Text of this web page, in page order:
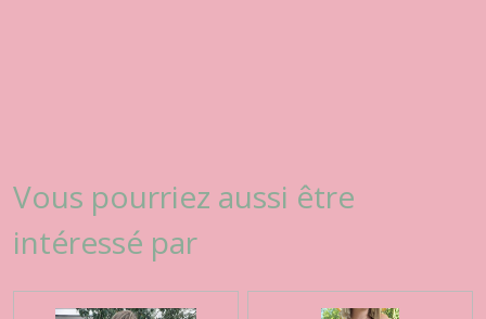
Vous pourriez aussi être
intéressé par